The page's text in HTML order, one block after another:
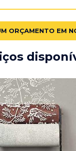
ORÇAMENTO EM